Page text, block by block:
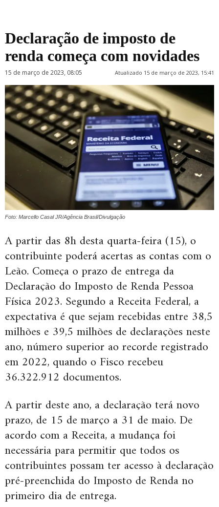
Declaração de imposto de
renda começa com novidades
15 de março de 2023, 08:05 Atualizado 15 de março de 2023, 15:41
Foto: Marcello Casal JR/Agência Brasil/Divulgação
A partir das 8h desta quarta-feira (15), o
contribuinte poderá acertas as contas com o
Leão. Começa o prazo de entrega da
Declaração do Imposto de Renda Pessoa
Física 2023. Segundo a Receita Federal, a
expectativa é que sejam recebidas entre 38,5
milhões e 39,5 milhões de declarações neste
ano, número superior ao recorde registrado
em 2022, quando o Fisco recebeu
36.322.912 documentos.
A partir deste ano, a declaração terá novo
prazo, de 15 de março a 31 de maio. De
acordo com a Receita, a mudança foi
necessária para permitir que todos os
contribuintes possam ter acesso à declaração
pré-preenchida do Imposto de Renda no
primeiro dia de entrega.